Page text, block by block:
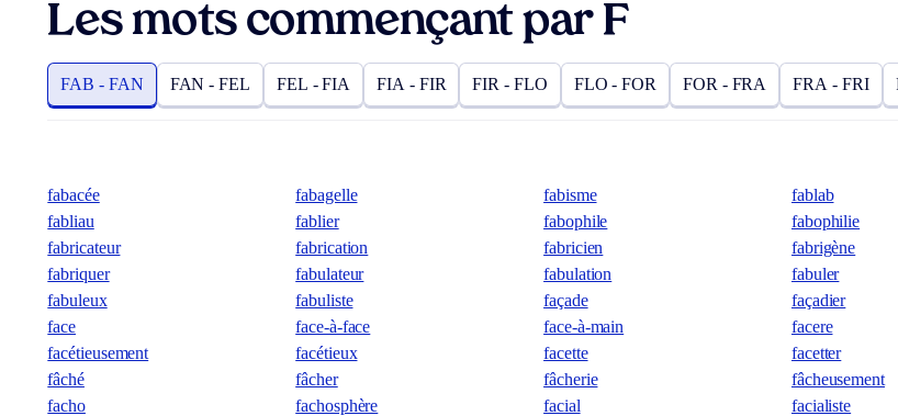
Les mots commençant par F
FAB - FAN FAN - FEL FEL - FIA FIA - FIR FIR - FLO FLO - FOR FOR - FRA FRA - FRI
fabacée fabagelle fabisme fablab
fabliau
fablier fabophile fabophilie
fabricateur
fabrication fabricien fabrigène
fabriquer
fabulateur fabulation fabuler
fabuleux
fabuliste façade façadier
face
face-à-face face-à-main facere
facétieusement
facétieux facette facetter
fâché
fâcher fâcherie fâcheusement
facho
fachosphère facial facialiste